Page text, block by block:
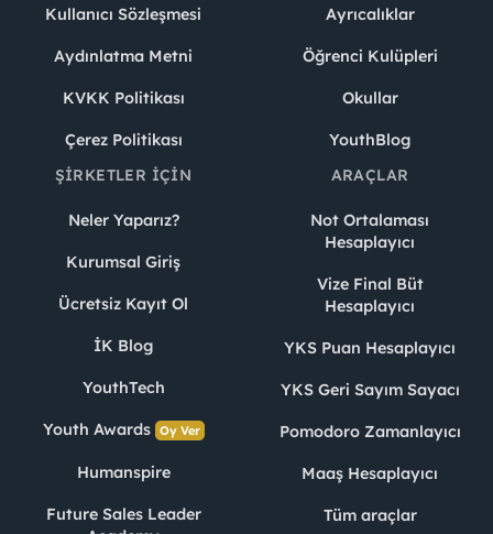
Kullanıcı Sözleşmesi
Aydınlatma Metni
KVKK Politikası
Çerez Politikası
Ayrıcalıklar
Öğrenci Kulüpleri
Okullar
YouthBlog
ŞIRKETLER İÇIN
Neler Yaparız?
Kurumsal Giriş
Ücretsiz Kayıt Ol
İK Blog
YouthTech
Youth Awards Oy Ver
Humanspire
Future Sales Leader
ARAÇLAR
Not Ortalaması
Hesaplayıcı
Vize Final Büt
Hesaplayıcı
YKS Puan Hesaplayıcı
YKS Geri Sayım Sayacı
Pomodoro Zamanlayıcı
Maaş Hesaplayıcı
Tüm araçlar